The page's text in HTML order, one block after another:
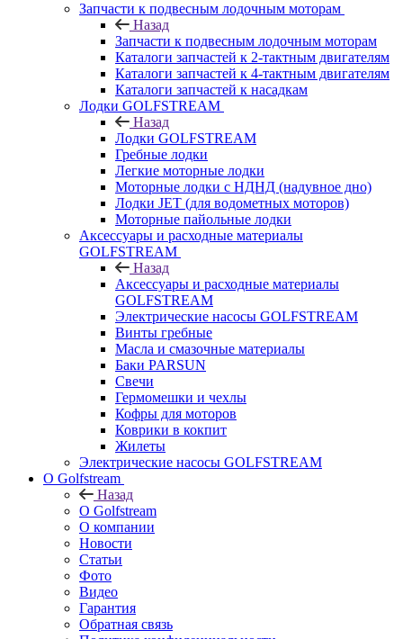
Запчасти к подвесным лодочным моторам
Назад
Запчасти к подвесным лодочным моторам
Каталоги запчастей к 2-тактным двигателям
Каталоги запчастей к 4-тактным двигателям
Каталоги запчастей к насадкам
Лодки GOLFSTREAM
Назад
Лодки GOLFSTREAM
Гребные лодки
Легкие моторные лодки
Моторные лодки с НДНД (надувное дно)
Лодки JET (для водометных моторов)
Моторные пайольные лодки
Аксессуары и расходные материалы
GOLFSTREAM
Назад
Аксессуары и расходные материалы
GOLFSTREAM
Электрические насосы GOLFSTREAM
Винты гребные
Масла и смазочные материалы
Баки PARSUN
Свечи
Гермомешки и чехлы
Кофры для моторов
Коврики в кокпит
Жилеты
Электрические насосы GOLFSTREAM
О Golfstream
Назад
О Golfstream
О компании
Новости
Статьи
Фото
Видео
Гарантия
Обратная связь